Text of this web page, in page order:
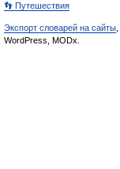
👣 Путешествия
Экспорт словарей на сайты
WordPress, MODx.